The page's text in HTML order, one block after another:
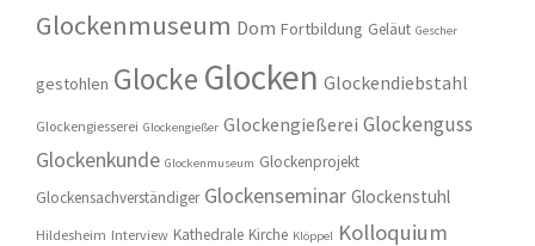
Glockenmuseum Dom Fortbildung Geläut Gescher
gestohlen Glocke Glocken Glockendiebstahl
Glockengiesserei Glockengießer Glockengießerei Glockenguss
Glockenkunde Glockenmuseum Glockenprojekt
Glockensachverständiger Glockenseminar Glockenstuhl
Hildesheim Interview Kathedrale Kirche Klöppel Kolloquium